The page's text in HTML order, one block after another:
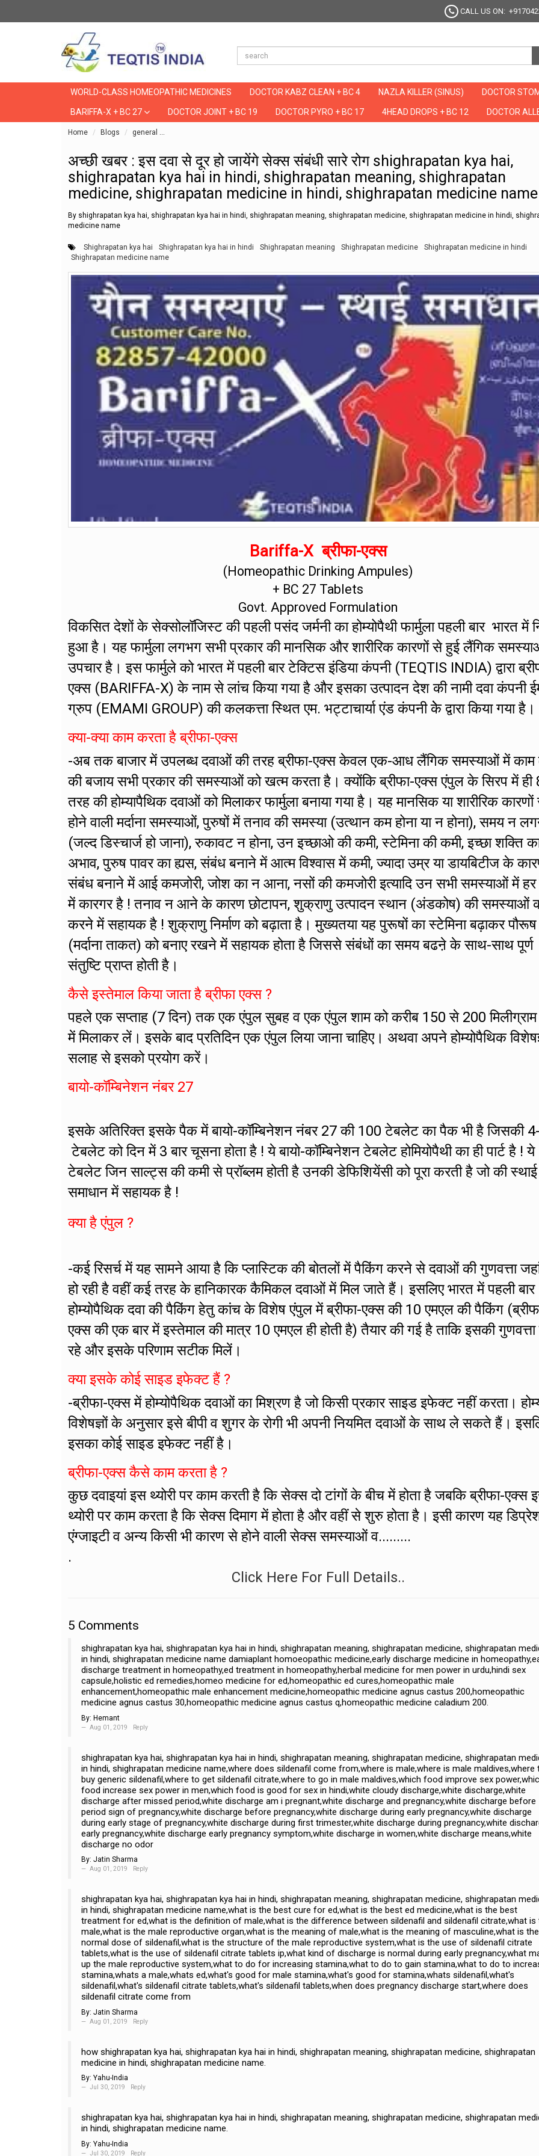
CALL US ON:
WORLD-CLASS HOMEOPATHIC MEDICINES DOCTOR KABZ CLEAN + BC 4 NAZLA KILLER (SINUS) DOCTOR
BARIFFA-X + BC 27 DOCTOR JOINT + BC 19 DOCTOR PYRO + BC 17 4HEAD DROPS + BC 12 DOCTOR
Home Blogs general
अच्छी खबर : इस दवा से दूर हो जायेंगे सेक्स संबंधी सारे रोग shighrapatan kya hai,
shighrapatan kya hai in hindi, shighrapatan meaning, shighrapatan
medicine, shighrapatan medicine in hindi, shighrapatan medicine name
By shighrapatan kya hai, shighrapatan kya hai in hindi, shighrapatan meaning, shighrapatan medicine, shighrapatan medicine in hindi,
medicine name
Shighrapatan kya hai Shighrapatan kya hai in hindi Shighrapatan meaning Shighrapatan medicine
Shighrapatan medicine in hindi
Shighrapatan medicine name
Bariffa-X ब्रीफा-एक्स
(Homeopathic Drinking Ampules)
+ BC 27 Tablets
Govt. Approved Formulation
विकसित देशों के सेक्सोलॉजिस्ट की पहली पसंद जर्मनी का होम्योपैथी फार्मुला पहली बार भारत में
हुआ है। यह फार्मुला लगभग सभी प्रकार की मानसिक और शारीरिक कारणों से हुई लैंगिक
उपचार है। इस फार्मुले को भारत में पहली बार टेक्टिस इंडिया कंपनी (TEQTIS INDIA) द्वारा
एक्स (BARIFFA-X) के नाम से लांच किया गया है और इसका उत्पादन देश की नामी दवा कंपनी
ग्रुप (EMAMI GROUP) की कलकत्ता स्थित एम. भट्टाचार्या एंड कंपनी केे द्वारा किया गया है।
क्या-क्या काम करता है ब्रीफा-एक्स
-अब तक बाजार में उपलब्ध दवाओं की तरह ब्रीफा-एक्स केवल एक-आध लैंगिक समस्याओं में
की बजाय सभी प्रकार की समस्याओं को खत्म करता है। क्योंकि ब्रीफा-एक्स एंपुल के सिरप में ही
तरह की होम्यापैथिक दवाओं को मिलाकर फार्मुला बनाया गया है। यह मानसिक या शारीरिक
होने वाली मर्दाना समस्याओं, पुरुषों में तनाव की समस्या (उत्थान कम होना या न होना), समय न
(जल्द डिस्चार्ज हो जाना), रुकावट न होना, उन इच्छाओ की कमी, स्टेमिना की कमी, इच्छा शक्ति
अभाव, पुरुष पावर का ह्यस, संबंध बनाने में आत्म विश्वास में कमी, ज्यादा उम्र या डायबिटीज के
संबंध बनाने में आई कमजोरी, जोश का न आना, नसों की कमजोरी इत्यादि उन सभी समस्याओं में
में कारगर है ! तनाव न आने के कारण छोटापन, शुक्राणु उत्पादन स्थान (अंडकोष) की समस्याओं
करने में सहायक है ! शुक्राणु निर्माण को बढ़ाता है। मुख्यतया यह पुरूषों का स्टेमिना बढ़ाकर पौरूष
(मर्दाना ताकत) को बनाए रखने में सहायक होता है जिससे संबंधों का समय बढऩे के साथ-साथ पूर्ण
संतुष्टि प्राप्त होती है।
कैसे इस्तेमाल किया जाता है ब्रीफा एक्स ?
पहले एक सप्ताह (7 दिन) तक एक एंपुल सुबह व एक एंपुल शाम को करीब 150 से 200 मिलीग्राम
में मिलाकर लें। इसके बाद प्रतिदिन एक एंपुल लिया जाना चाहिए। अथवा अपने होम्योपैथिक
सलाह से इसको प्रयोग करें।
बायो-कॉम्बिनेशन नंबर 27
इसके अतिरिक्त इसके पैक में बायो-कॉम्बिनेशन नंबर 27 की 100 टेबलेट का पैक भी है जिसकी
टेबलेट को दिन में 3 बार चूसना होता है ! ये बायो-कॉम्बिनेशन टेबलेट होमियोपैथी का ही पार्ट है ! ये
टेबलेट जिन साल्ट्स की कमी से प्रॉब्लम होती है उनकी डेफिशियेंसी को पूरा करती है जो की स्थाई
समाधान में सहायक है !
क्या है एंपुल ?
-कई रिसर्च में यह सामने आया है कि प्लास्टिक की बोतलों में पैकिंग करने से दवाओं की गुणवत्ता
हो रही है वहीं कई तरह के हानिकारक कैमिकल दवाओं में मिल जाते हैं। इसलिए भारत में पहली बार
होम्योपैथिक दवा की पैकिंग हेतु कांच के विशेष एंपुल में ब्रीफा-एक्स की 10 एमएल की पैकिंग
एक्स की एक बार में इस्तेमाल की मात्र 10 एमएल ही होती है) तैयार की गई है ताकि इसकी गुणवत्ता
रहे और इसके परिणाम सटीक मिलें।
क्या इसके कोई साइड इफेक्ट हैं ?
-ब्रीफा-एक्स में होम्योपैथिक दवाओं का मिश्रण है जो किसी प्रकार साइड इफेक्ट नहीं करता।
विशेषज्ञों के अनुसार इसे बीपी व शुगर के रोगी भी अपनी नियमित दवाओं के साथ ले सकते हैं।
इसका कोई साइड इफेक्ट नहीं है।
ब्रीफा-एक्स कैसे काम करता है ?
कुछ दवाइयां इस थ्योरी पर काम करती है कि सेक्स दो टांगों के बीच में होता है जबकि ब्रीफा-एक्स
थ्योरी पर काम करता है कि सेक्स दिमाग में होता है और वहीं से शुरु होता है। इसी कारण यह
एंग्जाइटी व अन्य किसी भी कारण से होने वाली सेक्स समस्याओं व.........
.
Click Here For Full Details..
5 Comments
shighrapatan kya hai, shighrapatan kya hai in hindi, shighrapatan meaning, shighrapatan medicine, shighrapatan
in hindi, shighrapatan medicine name damiaplant homoeopathic medicine,early discharge medicine in
discharge treatment in homeopathy,ed treatment in homeopathy,herbal medicine for men power in urdu,hindi sex
capsule,holistic ed remedies,homeo medicine for ed,homeopathic ed cures,homeopathic male
enhancement,homeopathic male enhancement medicine,homeopathic medicine agnus castus 200,homeopathic
medicine agnus castus 30,homeopathic medicine agnus castus q,homeopathic medicine caladium 200.
By: Hemant
Aug 01, 2019 Reply
shighrapatan kya hai, shighrapatan kya hai in hindi, shighrapatan meaning, shighrapatan medicine, shighrapatan
in hindi, shighrapatan medicine name,where does sildenafil come from,where is male,where is male maldives,where
buy generic sildenafil,where to get sildenafil citrate,where to go in male maldives,which food improve sex
food increase sex power in men,which food is good for sex in hindi,white cloudy discharge,white discharge,white
discharge after missed period,white discharge am i pregnant,white discharge and pregnancy,white discharge before
period sign of pregnancy,white discharge before pregnancy,white discharge during early pregnancy,white discharge
during early stage of pregnancy,white discharge during first trimester,white discharge during pregnancy,white
early pregnancy,white discharge early pregnancy symptom,white discharge in women,white discharge means,white
discharge no odor
By: Jatin Sharma
Aug 01, 2019 Reply
shighrapatan kya hai, shighrapatan kya hai in hindi, shighrapatan meaning, shighrapatan medicine, shighrapatan
in hindi, shighrapatan medicine name,what is the best cure for ed,what is the best ed medicine,what is the best
treatment for ed,what is the definition of male,what is the difference between sildenafil and sildenafil citrate,what is
male,what is the male reproductive organ,what is the meaning of male,what is the meaning of masculine,what is the
normal dose of sildenafil,what is the structure of the male reproductive system,what is the use of sildenafil citrate
tablets,what is the use of sildenafil citrate tablets ip,what kind of discharge is normal during early pregnancy,what
up the male reproductive system,what to do for increasing stamina,what to do to gain stamina,what to do to
stamina,whats a male,whats ed,what's good for male stamina,what's good for stamina,whats sildenafil,what's
sildenafil,what's sildenafil citrate tablets,what's sildenafil tablets,when does pregnancy discharge start,where does
sildenafil citrate come from
By: Jatin Sharma
Aug 01, 2019 Reply
how shighrapatan kya hai, shighrapatan kya hai in hindi, shighrapatan meaning, shighrapatan medicine, shighrapatan
medicine in hindi, shighrapatan medicine name.
By: Yahu-India
Jul 30, 2019 Reply
shighrapatan kya hai, shighrapatan kya hai in hindi, shighrapatan meaning, shighrapatan medicine, shighrapatan
in hindi, shighrapatan medicine name.
By: Yahu-India
Jul 30, 2019 Reply